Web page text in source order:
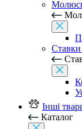
Інші
Каталог